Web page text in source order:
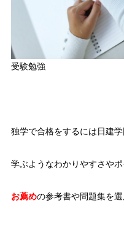
受験勉強
独学で合格をするには日建
学ぶようなわかりやすさや
お薦めの参考書や問題集を選